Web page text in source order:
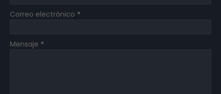
Correo electrónico *
Mensaje *